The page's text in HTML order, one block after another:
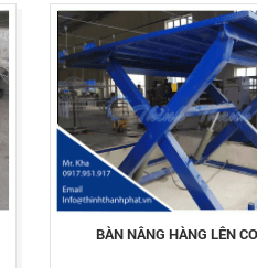
BÀN NÂNG HÀNG LÊN